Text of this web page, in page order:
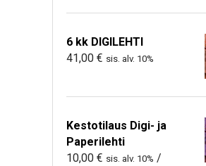
6 kk DIGILEHTI
41,00 € sis. alv. 10%
Kestotilaus Digi- ja
Paperilehti
10,00 € sis. alv. 10% /